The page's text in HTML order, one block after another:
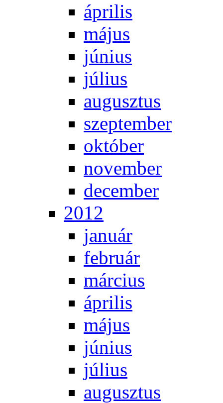
áp­ri­lis
má­jus
jú­ni­us
jú­li­us
au­gusz­tus
szep­tem­ber
ok­tó­ber
no­vem­ber
de­cem­ber
2012
ja­nu­ár
feb­ru­ár
már­ci­us
áp­ri­lis
má­jus
jú­ni­us
jú­li­us
au­gusz­tus